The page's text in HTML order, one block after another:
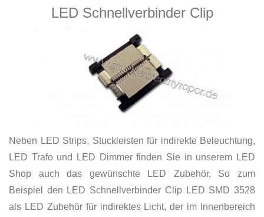
LED Schnellverbinder Clip
Neben LED Strips, Stuckleisten für indirekte Beleuchtung,
LED Trafo und LED Dimmer finden Sie in unserem LED
Shop auch das gewünschte LED Zubehör. So zum
Beispiel den LED Schnellverbinder Clip LED SMD 3528
als LED Zubehör für indirektes Licht, der im Innenbereich